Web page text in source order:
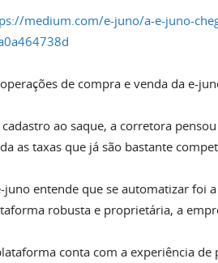
medium.com/e-juno/a-e-juno-
de compra e venda da e-
cadastro ao saque, a corretora
as taxas que já são bastante
juno entende que se automatizar foi
robusta e proprietária, a
conta com a experiência de